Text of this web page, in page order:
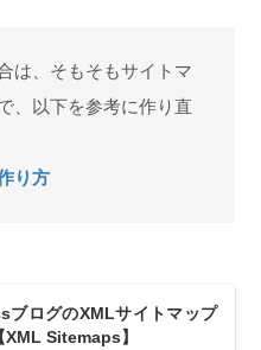
は、そもそもサイトマ
、以下を参考に作り直
り方
ブログのXMLサイトマップ
XML Sitemaps】